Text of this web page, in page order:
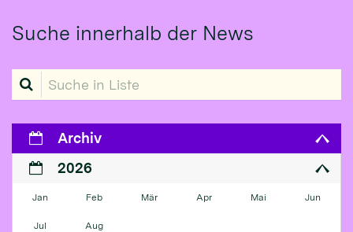
Suche innerhalb der News
Suche in Liste
Archiv
2026
Jan Feb Mär Apr Mai Jun
Jul Aug